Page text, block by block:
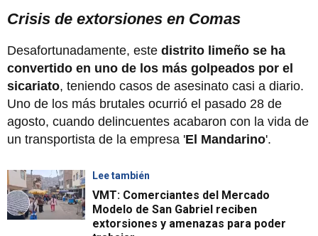
Crisis de extorsiones en Comas
Desafortunadamente, este distrito limeño se ha
convertido en uno de los más golpeados por el
sicariato, teniendo casos de asesinato casi a diario.
Uno de los más brutales ocurrió el pasado 28 de
agosto, cuando delincuentes acabaron con la vida de
un transportista de la empresa 'El Mandarino'.
Lee también
VMT: Comerciantes del Mercado
Modelo de San Gabriel reciben
extorsiones y amenazas para poder